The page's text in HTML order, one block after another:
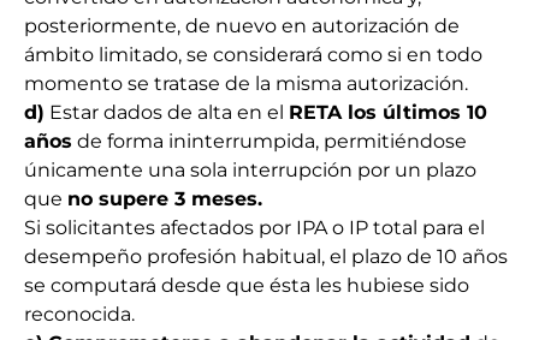
posteriormente, de nuevo en autorización de
ámbito limitado, se considerará como si en todo
momento se tratase de la misma autorización.
d) Estar dados de alta en el RETA los últimos 10
años de forma ininterrumpida, permitiéndose
únicamente una sola interrupción por un plazo
que no supere 3 meses.
Si solicitantes afectados por IPA o IP total para el
desempeño profesión habitual, el plazo de 10 años
se computará desde que ésta les hubiese sido
reconocida.